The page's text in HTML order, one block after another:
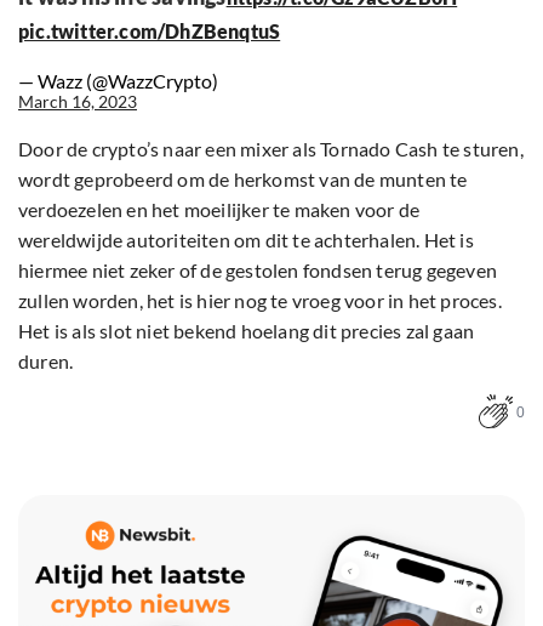
pic.twitter.com/DhZBenqtuS
— Wazz (@WazzCrypto)
March 16, 2023
Door de crypto’s naar een mixer als Tornado Cash te sturen,
wordt geprobeerd om de herkomst van de munten te
verdoezelen en het moeilijker te maken voor de
wereldwijde autoriteiten om dit te achterhalen. Het is
hiermee niet zeker of de gestolen fondsen terug gegeven
zullen worden, het is hier nog te vroeg voor in het proces.
Het is als slot niet bekend hoelang dit precies zal gaan
duren.
0